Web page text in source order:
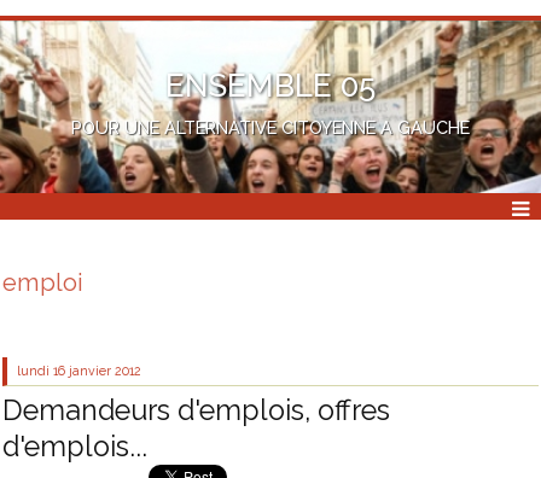
ENSEMBLE 05
POUR UNE ALTERNATIVE CITOYENNE A GAUCHE
emploi
lundi 16 janvier 2012
Demandeurs d'emplois, offres
d'emplois...